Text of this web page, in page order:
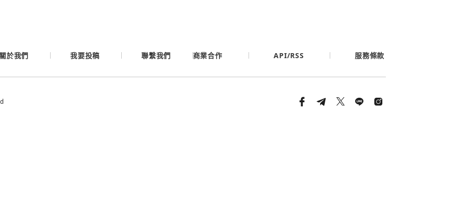
Email
關於我們 我要投稿 聯繫我們 商業合作 API/RSS 服務條款